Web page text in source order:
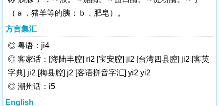
（ａ．猪羊等的胰；ｂ．肥皂）。
方言集汇
◎ 粤语：ji4
◎ 客家话：[海陆丰腔] ri2 [宝安腔] ji2 [台湾四县腔] ji2 [客英
字典] ji2 [梅县腔] j2 [客语拼音字汇] yi2 yi2
◎ 潮州话：i5
English